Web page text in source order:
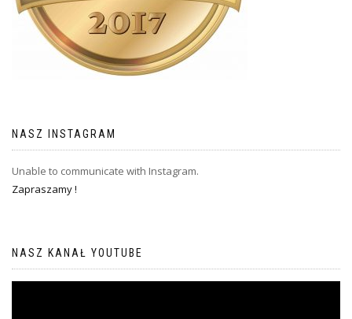
NASZ INSTAGRAM
Unable to communicate with Instagram.
Zapraszamy !
NASZ KANAŁ YOUTUBE